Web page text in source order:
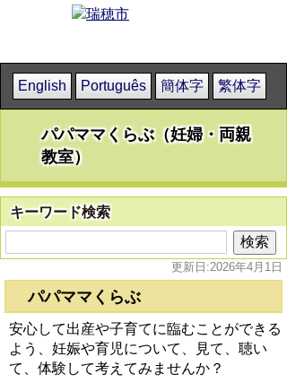
English Português 簡体字 繁体字
パパママくらぶ（妊婦・両親
教室）
キーワード検索
更新日:2026年4月1日
パパママくらぶ
安心して出産や子育てに臨むことができる
よう、 妊娠や育児について、見て、聴い
て、体験して考えてみませんか？